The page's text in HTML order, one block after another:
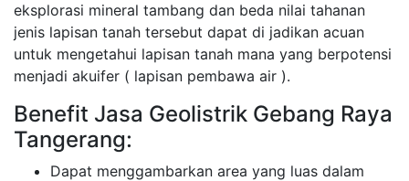
eksplorasi mineral tambang dan beda nilai tahanan
jenis lapisan tanah tersebut dapat di jadikan acuan
untuk mengetahui lapisan tanah mana yang berpotensi
menjadi akuifer ( lapisan pembawa air ).
Benefit Jasa Geolistrik Gebang Raya
Tangerang:
Dapat menggambarkan area yang luas dalam